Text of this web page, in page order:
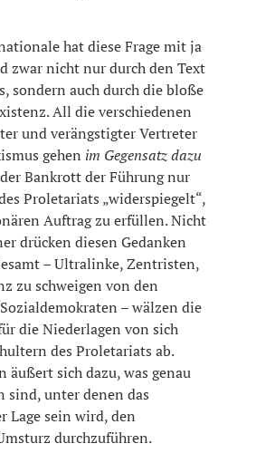
hat diese Frage mit ja
zwar nicht nur durch den Text
sondern auch durch die bloße
All die verschiedenen
und verängstigter Vertreter
gehen im Gegensatz dazu
Bankrott der Führung nur
Proletariats „widerspiegelt“,
Auftrag zu erfüllen. Nicht
drücken diesen Gedanken
– Ultralinke, Zentristen,
zu schweigen von den
– wälzen die
die Niederlagen von sich
des Proletariats ab.
äußert sich dazu, was genau
sind, unter denen das
Lage sein wird, den
durchzuführen.